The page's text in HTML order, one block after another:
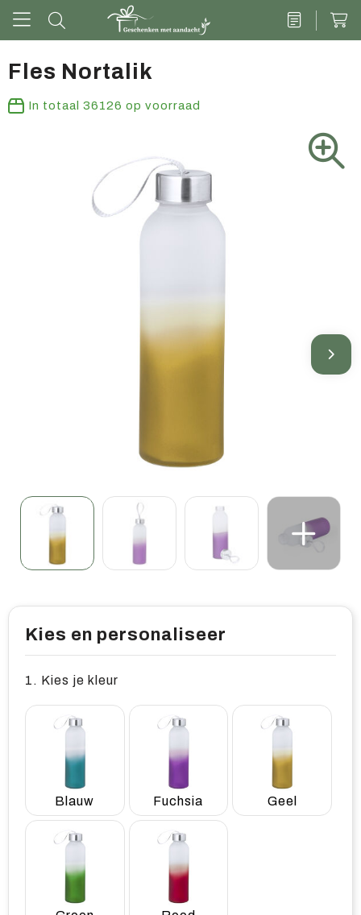
Gereedschap & veiligheid
Overige relatiegeschenken
Fles Nortalik
In totaal 36126 op voorraad
Kies en personaliseer
1. Kies je kleur
Blauw Fuchsia Geel